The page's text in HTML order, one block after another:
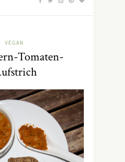
VEGAN
Tomaten-